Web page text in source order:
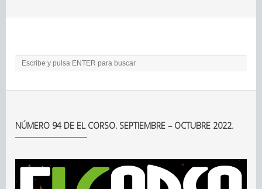
NÚMERO 94 DE EL CORSO. SEPTIEMBRE – OCTUBRE 2022.